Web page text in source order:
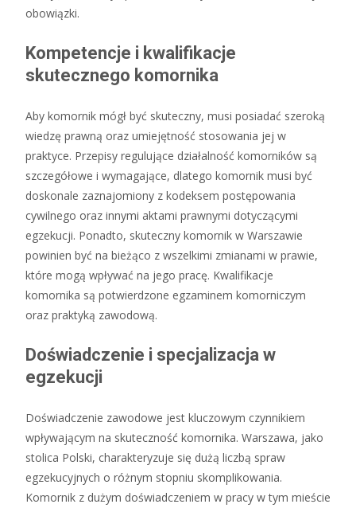
obowiązki.
Kompetencje i kwalifikacje
skutecznego komornika
Aby komornik mógł być skuteczny, musi posiadać szeroką
wiedzę prawną oraz umiejętność stosowania jej w
praktyce. Przepisy regulujące działalność komorników są
szczegółowe i wymagające, dlatego komornik musi być
doskonale zaznajomiony z kodeksem postępowania
cywilnego oraz innymi aktami prawnymi dotyczącymi
egzekucji. Ponadto, skuteczny komornik w Warszawie
powinien być na bieżąco z wszelkimi zmianami w prawie,
które mogą wpływać na jego pracę. Kwalifikacje
komornika są potwierdzone egzaminem komorniczym
oraz praktyką zawodową.
Doświadczenie i specjalizacja w
egzekucji
Doświadczenie zawodowe jest kluczowym czynnikiem
wpływającym na skuteczność komornika. Warszawa, jako
stolica Polski, charakteryzuje się dużą liczbą spraw
egzekucyjnych o różnym stopniu skomplikowania.
Komornik z dużym doświadczeniem w pracy w tym mieście